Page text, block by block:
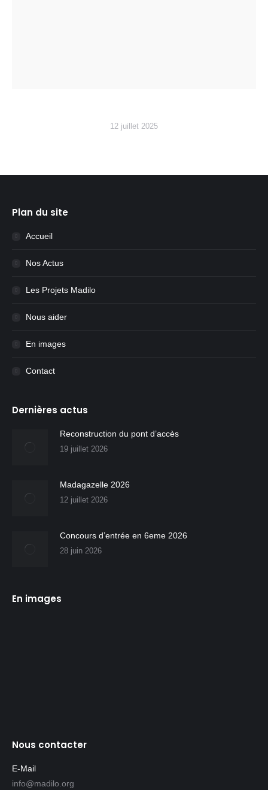
12 juillet 2025
Plan du site
Accueil
Nos Actus
Les Projets Madilo
Nous aider
En images
Contact
Dernières actus
Reconstruction du pont d’accès
19 juillet 2026
Madagazelle 2026
12 juillet 2026
Concours d’entrée en 6eme 2026
28 juin 2026
En images
Nous contacter
E-Mail
info@madilo.org